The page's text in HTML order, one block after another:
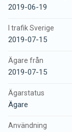
2019-06-19
I trafik Sverige
2019-07-15
Ägare från
2019-07-15
Ägarstatus
Ägare
Användning